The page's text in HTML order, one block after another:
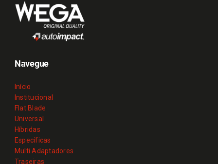
Navegue
Início
Institucional
Flat Blade
Universal
Híbridas
Específicas
Multi Adaptadores
Traseiras